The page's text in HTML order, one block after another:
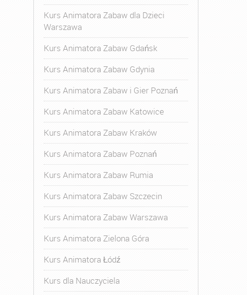
Kurs Animatora Zabaw dla Dzieci
Warszawa
Kurs Animatora Zabaw Gdańsk
Kurs Animatora Zabaw Gdynia
Kurs Animatora Zabaw i Gier Poznań
Kurs Animatora Zabaw Katowice
Kurs Animatora Zabaw Kraków
Kurs Animatora Zabaw Poznań
Kurs Animatora Zabaw Rumia
Kurs Animatora Zabaw Szczecin
Kurs Animatora Zabaw Warszawa
Kurs Animatora Zielona Góra
Kurs Animatora Łódź
Kurs dla Nauczyciela